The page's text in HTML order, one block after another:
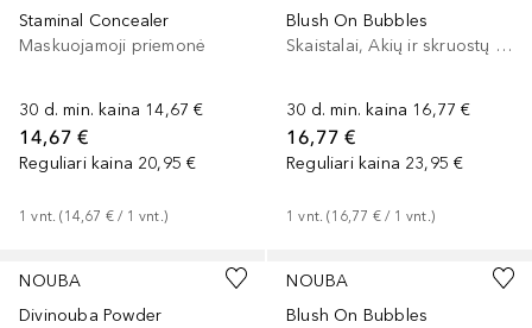
Staminal Concealer
Maskuojamoji priemonė
30 d. min. kaina 14,67 €
14,67 €
Reguliari kaina 20,95 €
1 vnt. (14,67 € / 1 vnt. )
Blush On Bubbles
Skaistalai, Akių ir skruostų dažai, Lūpų ir skruostų dažai
30 d. min. kaina 16,77 €
16,77 €
Reguliari kaina 23,95 €
1 vnt. (16,77 € / 1 vnt. )
NOUBA
Divinouba Powder
NOUBA
Blush On Bubbles